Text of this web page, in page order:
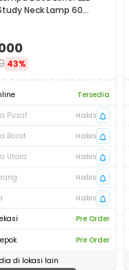
Neck Lamp 60
43%
Tersedia
Pusat
Habis
Barat
Habis
Utara
Habis
Habis
Habis
Pre Order
Pre Order
di lokasi lain